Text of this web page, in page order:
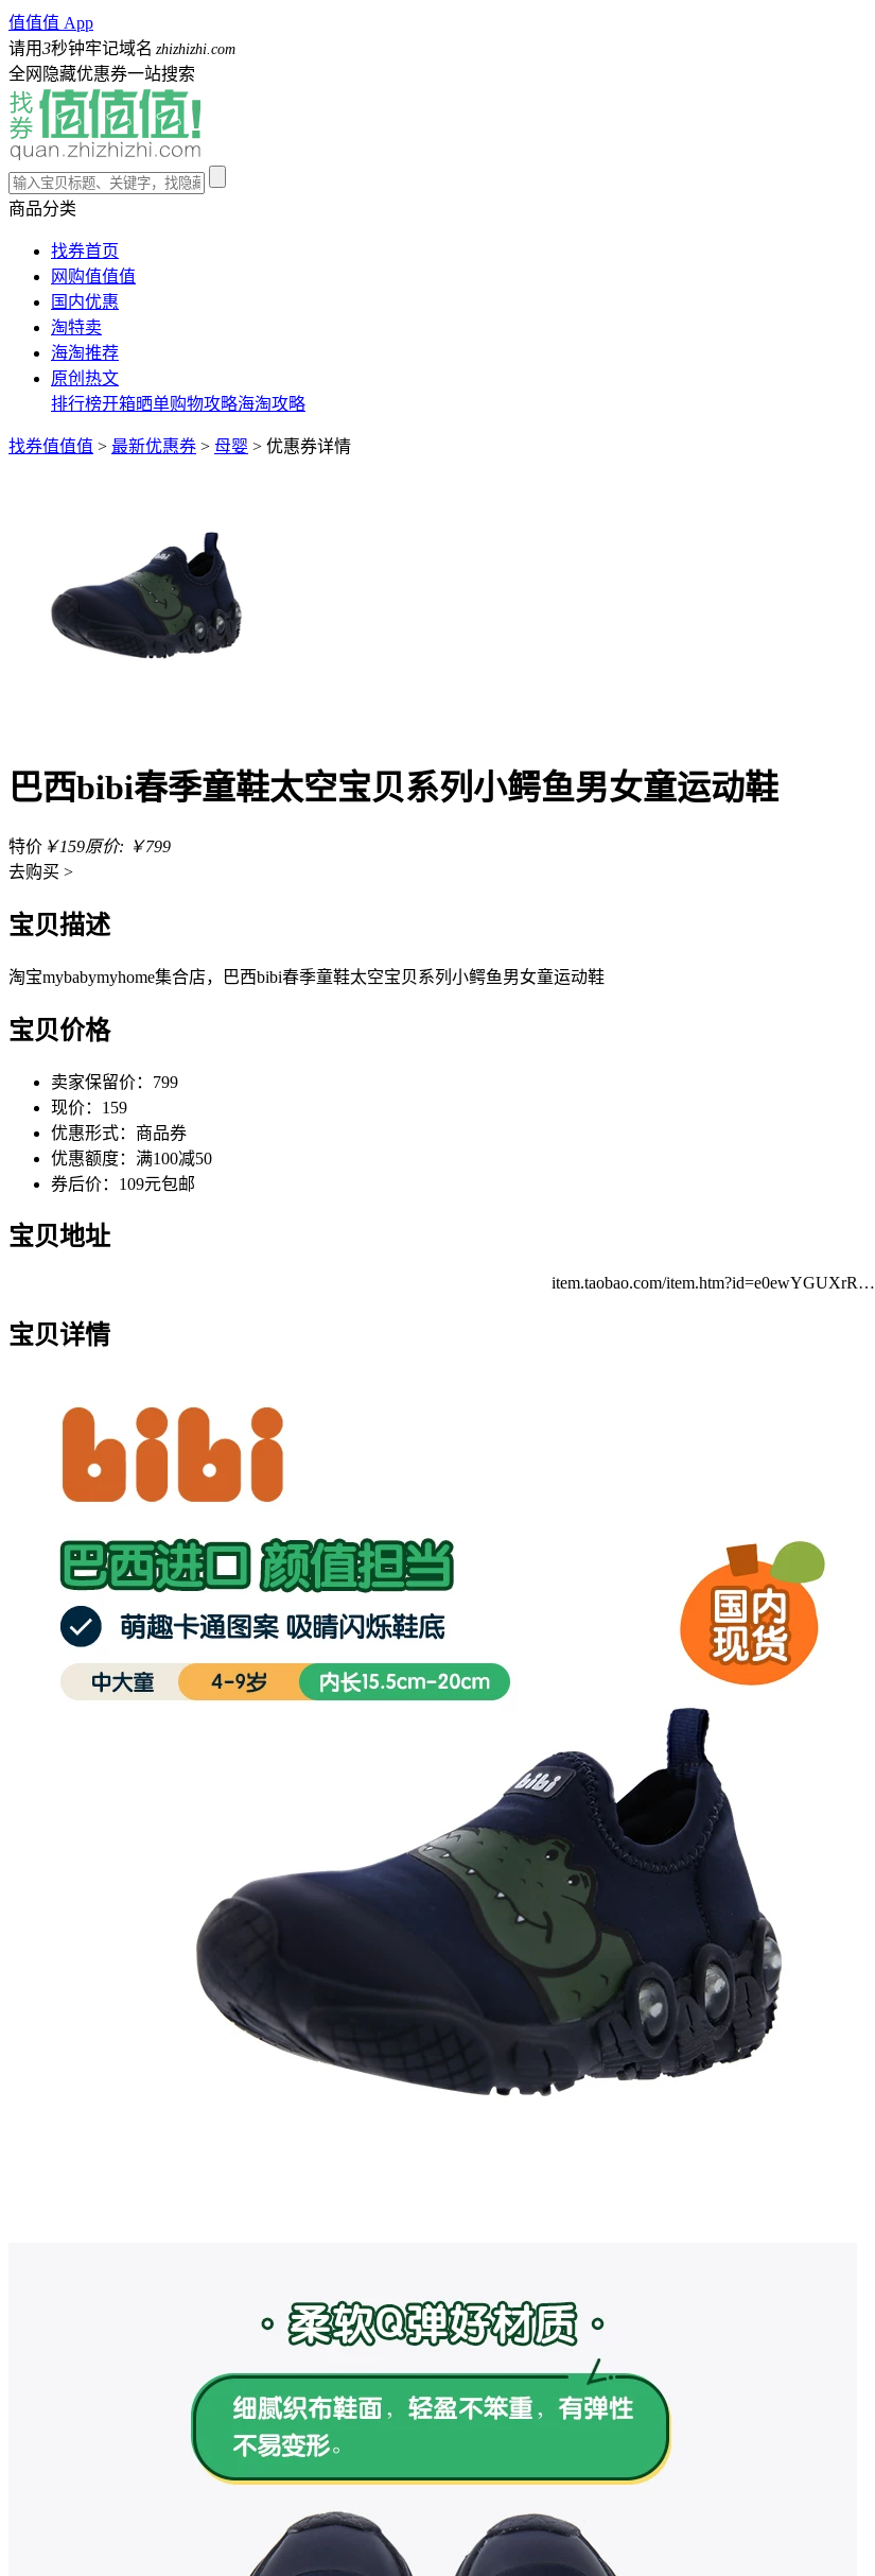
值值值 App
请用3秒钟牢记域名 zhizhizhi.com
全网隐藏优惠券一站搜索
商品分类
找券首页
网购值值值
国内优惠
淘特卖
海淘推荐
原创热文
排行榜开箱晒单购物攻略海淘攻略
找券值值值 > 最新优惠券 > 母婴 > 优惠券详情
巴西bibi春季童鞋太空宝贝系列小鳄鱼男女童运动鞋
特价 ￥159原价: ￥799
去购买 >
宝贝描述
淘宝mybabymyhome集合店，巴西bibi春季童鞋太空宝贝系列小鳄鱼男女童运动鞋
宝贝价格
卖家保留价：799
现价：159
优惠形式：商品券
优惠额度：满100减50
券后价：109元包邮
宝贝地址
item.taobao.com/item.htm?id=e0ewYGUXrR…
宝贝详情